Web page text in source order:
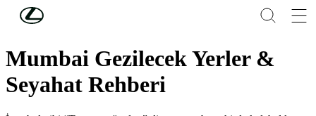
Skip to Main Content
SAFFET EMRE TONGUÇ
Mumbai Gezilecek Yerler &
Seyahat Rehberi